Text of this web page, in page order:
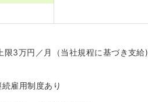
限3万円／月（当社規程に基づき支給)
雇用制度あり